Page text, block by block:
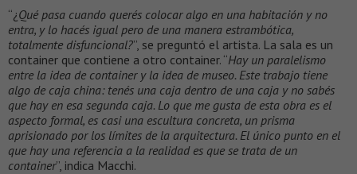
“¿Qué pasa cuando querés colocar algo en una habitación y no
entra, y lo hacés igual pero de una manera estrambótica,
totalmente disfuncional?”, se preguntó el artista. La sala es un
container que contiene a otro container. “Hay un paralelismo
entre la idea de container y la idea de museo. Este trabajo tiene
algo de caja china: tenés una caja dentro de una caja y no sabés
que hay en esa segunda caja. Lo que me gusta de esta obra es el
aspecto formal, es casi una escultura concreta, un prisma
aprisionado por los límites de la arquitectura. El único punto en el
que hay una referencia a la realidad es que se trata de un
container”, indica Macchi.